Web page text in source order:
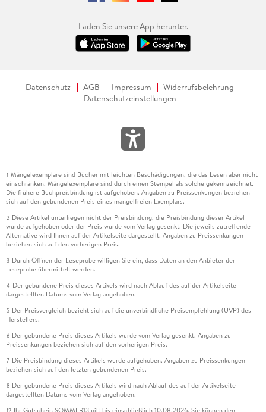
Laden Sie unsere App herunter.
Datenschutz AGB Impressum
Widerrufsbelehrung
Datenschutzeinstellungen
1 Mängelexemplare sind Bücher mit leichten Beschädigungen, die das Lesen aber nicht
einschränken. Mängelexemplare sind durch einen Stempel als solche gekennzeichnet.
Die frühere Buchpreisbindung ist aufgehoben. Angaben zu Preissenkungen beziehen
sich auf den gebundenen Preis eines mangelfreien Exemplars.
2 Diese Artikel unterliegen nicht der Preisbindung, die Preisbindung dieser Artikel
wurde aufgehoben oder der Preis wurde vom Verlag gesenkt. Die jeweils zutreffende
Alternative wird Ihnen auf der Artikelseite dargestellt. Angaben zu Preissenkungen
beziehen sich auf den vorherigen Preis.
3 Durch Öffnen der Leseprobe willigen Sie ein, dass Daten an den Anbieter der
Leseprobe übermittelt werden.
4 Der gebundene Preis dieses Artikels wird nach Ablauf des auf der Artikelseite
dargestellten Datums vom Verlag angehoben.
5 Der Preisvergleich bezieht sich auf die unverbindliche Preisempfehlung (UVP) des
Herstellers.
6 Der gebundene Preis dieses Artikels wurde vom Verlag gesenkt. Angaben zu
Preissenkungen beziehen sich auf den vorherigen Preis.
7 Die Preisbindung dieses Artikels wurde aufgehoben. Angaben zu Preissenkungen
beziehen sich auf den letzten gebundenen Preis.
8 Der gebundene Preis dieses Artikels wird nach Ablauf des auf der Artikelseite
dargestellten Datums vom Verlag angehoben.
12 Ihr Gutschein SOMMER13 gilt bis einschließlich 10.08.2026. Sie können den